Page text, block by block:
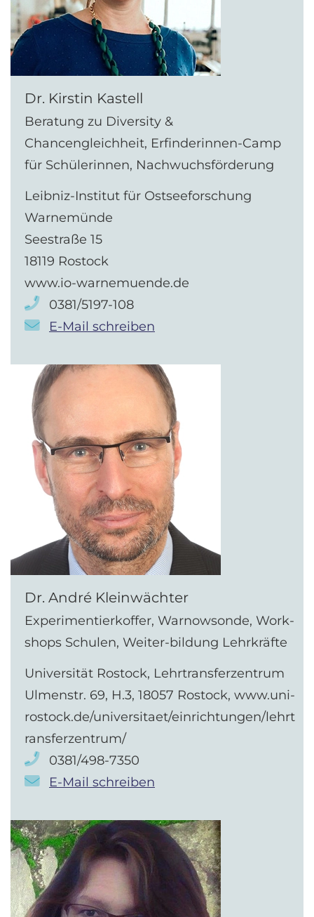
Dr. Kirstin Kastell
Beratung zu Diversity &
Chancengleichheit, Erfinderinnen-Camp
für Schülerinnen, Nachwuchsförderung
Leibniz-Institut für Ostseeforschung
Warnemünde
Seestraße 15
18119 Rostock
www.io-warnemuende.de
0381/5197-108
E-Mail schreiben
Dr. André Kleinwächter
Experimentierkoffer, Warnowsonde, Work-
shops Schulen, Weiter-bildung Lehrkräfte
Universität Rostock, Lehrtransferzentrum
Ulmenstr. 69, H.3, 18057 Rostock, www.uni-
rostock.de/universitaet/einrichtungen/lehrt
ransferzentrum/
0381/498-7350
E-Mail schreiben